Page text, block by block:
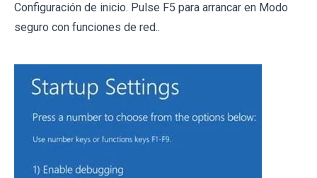
Configuración de inicio. Pulse F5 para arrancar en Modo
seguro con funciones de red..